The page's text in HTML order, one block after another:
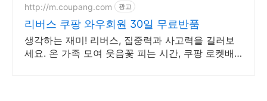
빠르게 받아보세요.
http://m.coupang.com 광고
리버스 쿠팡 와우회원 30일 무료반품
생각하는 재미! 리버스, 집중력과 사고력을 길러보
세요. 온 가족 모여 웃음꽃 피는 시간, 쿠팡 로켓배